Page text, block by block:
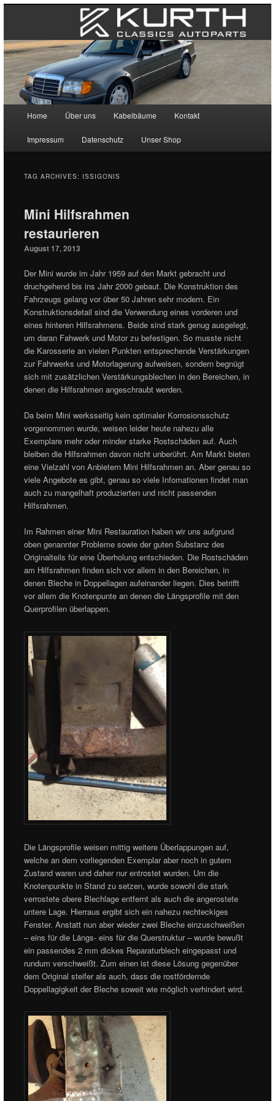
Skip to primary content
Skip to secondary content
Home Über uns Kabelbäume Kontakt
Impressum Datenschutz Unser Shop
TAG ARCHIVES: ISSIGONIS
Mini Hilfsrahmen
restaurieren
August 17, 2013
Der Mini wurde im Jahr 1959 auf den Markt gebracht und
druchgehend bis ins Jahr 2000 gebaut. Die Konstruktion des
Fahrzeugs gelang vor über 50 Jahren sehr modern. Ein
Konstruktionsdetail sind die Verwendung eines vorderen und
eines hinteren Hilfsrahmens. Beide sind stark genug ausgelegt,
um daran Fahwerk und Motor zu befestigen. So musste nicht
die Karosserie an vielen Punkten entsprechende Verstärkungen
zur Fahrwerks und Motorlagerung aufweisen, sondern begnügt
sich mit zusätzlichen Verstärkungsblechen in den Bereichen, in
denen die Hilfsrahmen angeschraubt werden.
Da beim Mini werksseitig kein optimaler Korrosionsschutz
vorgenommen wurde, weisen leider heute nahezu alle
Exemplare mehr oder minder starke Rostschäden auf. Auch
bleiben die Hilfsrahmen davon nicht unberührt. Am Markt bieten
eine Vielzahl von Anbietern Mini Hilfsrahmen an. Aber genau so
viele Angebote es gibt, genau so viele Infomationen findet man
auch zu mangelhaft produzierten und nicht passenden
Hilfsrahmen.
Im Rahmen einer Mini Restauration haben wir uns aufgrund
oben genannter Probleme sowie der guten Substanz des
Originalteils für eine Überholung entschieden. Die Rostschäden
am Hilfsrahmen finden sich vor allem in den Bereichen, in
denen Bleche in Doppellagen aufeinander liegen. Dies betrifft
vor allem die Knotenpunte an denen die Längsprofile mit den
Querprofilen überlappen.
Die Längsprofile weisen mittig weitere Überlappungen auf,
welche an dem vorliegenden Exemplar aber noch in gutem
Zustand waren und daher nur entrostet wurden. Um die
Knotenpunkte in Stand zu setzen, wurde sowohl die stark
verrostete obere Blechlage entfernt als auch die angerostete
untere Lage. Hierraus ergibt sich ein nahezu rechteckiges
Fenster. Anstatt nun aber wieder zwei Bleche einzuschweißen
– eins für die Längs- eins für die Querstruktur – wurde bewußt
ein passendes 2 mm dickes Reparaturblech eingepasst und
rundum verschweißt. Zum einen ist diese Lösung gegenüber
dem Original steifer als auch, dass die rostfördernde
Doppellagigkeit der Bleche soweit wie möglich verhindert wird.